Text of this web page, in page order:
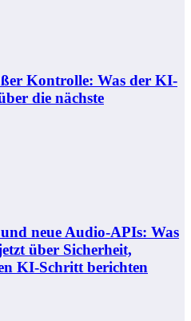
Kontrolle: Was der KI-
die nächste
neue Audio-APIs: Was
über Sicherheit,
KI-Schritt berichten